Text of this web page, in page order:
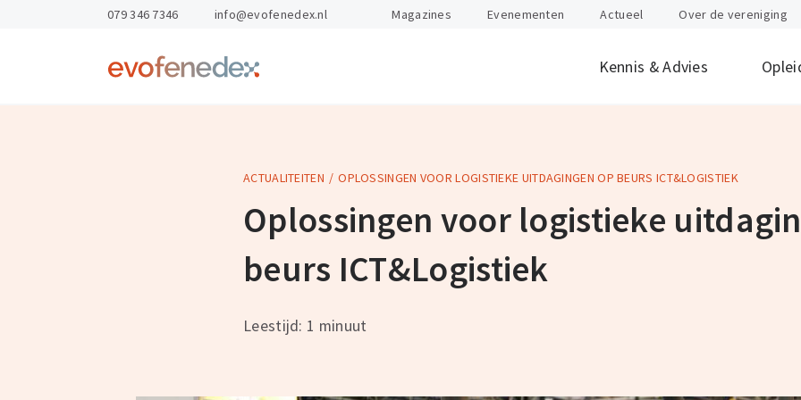
Return
Kennis & Advies
Kennis & Advies Gevaarlijke Stoffen
Internationaal
ondernemen
Juridisch
Arbo & veiligheid Btw Douane
Exportdocumenten Gevaarlijke stoffen Heftruck &
Magazijnen Logistiek Management
079 346 7346 info@evofenedex.nl Magazines Evenementen Actueel Over de vereniging
ACTUALITEITEN OPLOSSINGEN VOOR LOGISTIEKE UITDAGINGEN OP BEURS ICT&LOGISTIEK
Oplossingen voor logistieke
beurs ICT&Logistiek
Leestijd: 1 minuut